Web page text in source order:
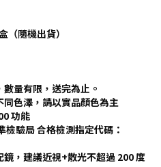
（隨機出貨）
量有限，送完為止。
同色澤，請以實品顏色為主
功能
檢驗局 合格檢測指定代碼：
鏡，建議近視+散光不超過 200 度